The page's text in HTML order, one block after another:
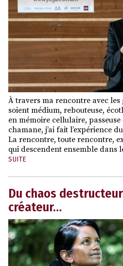
À travers ma rencontre avec les
soient médium, rebouteuse,
en mémoire cellulaire, passeuse
chamane, j’ai fait l’expérience
La rencontre, toute rencontre,
qui descendent ensemble dans
SUITE
Du chaos
créateur…